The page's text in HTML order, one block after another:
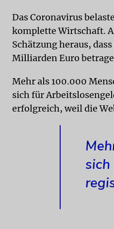
Das Coronavirus
komplette Wirtschaft.
Schätzung heraus,
Milliarden Euro
Mehr als 100.000
sich für
erfolgreich, weil die